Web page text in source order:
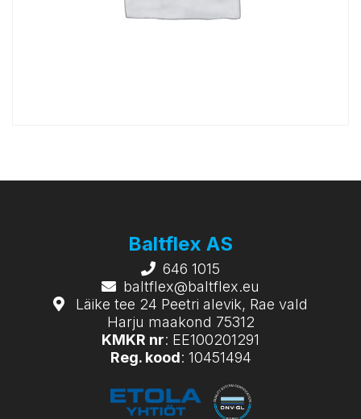
Baltflex AS
646 1015
baltflex@baltflex.eu
Läike tee 24 Peetri alevik, Rae vald
Harju maakond 75312
KMKR nr: EE100201291
Reg. kood: 10451494